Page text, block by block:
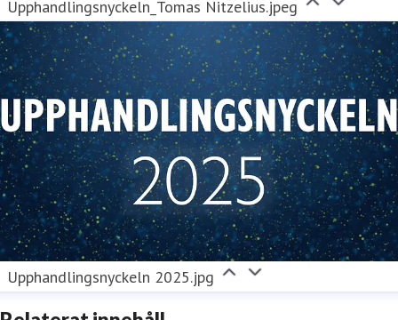
Upphandlingsnyckeln_Tomas Nitzelius.jpeg
Upphandlingsnyckeln 2025.jpg